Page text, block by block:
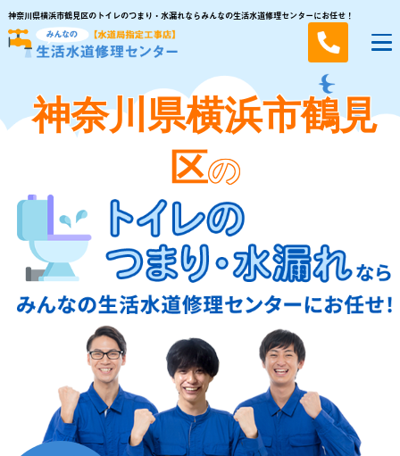
神奈川県横浜市鶴見区のトイレのつまり・水漏れならみんなの生活水道修理センターにお任せ！
神奈川県横浜市鶴見
区の